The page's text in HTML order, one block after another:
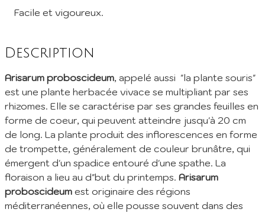
Facile et vigoureux.
Description
Arisarum proboscideum, appelé aussi "la plante souris"
est une plante herbacée vivace se multipliant par ses
rhizomes. Elle se caractérise par ses grandes feuilles en
forme de coeur, qui peuvent atteindre jusqu'à 20 cm
de long. La plante produit des inflorescences en forme
de trompette, généralement de couleur brunâtre, qui
émergent d'un spadice entouré d'une spathe. La
floraison a lieu au d"but du printemps. Arisarum
proboscideum est originaire des régions
méditerranéennes, où elle pousse souvent dans des
catalogue, fêtes des plantes à venir, promos et réductions en
cours... (1 mail/ mois max)
EMail :
Je m'abonne
En envoyant mes informations, j'accepte votrePolitique de confidentialité